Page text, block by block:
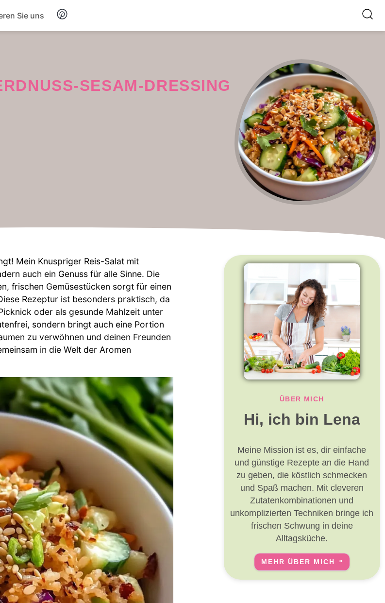
Sie uns
SESAM-DRESSING
Mein Knuspriger Reis-Salat mit
auch ein Genuss für alle Sinne. Die
frischen Gemüsestücken sorgt für einen
Rezeptur ist besonders praktisch, da
oder als gesunde Mahlzeit unter
sondern bringt auch eine Portion
zu verwöhnen und deinen Freunden
in die Welt der Aromen
ÜBER MICH
Hi, ich bin Lena
Meine Mission ist es, dir einfache
und günstige Rezepte an die Hand
zu geben, die köstlich schmecken
und Spaß machen. Mit cleveren
Zutatenkombinationen und
unkomplizierten Techniken bringe ich
frischen Schwung in deine
Alltagsküche.
MEHR ÜBER MICH